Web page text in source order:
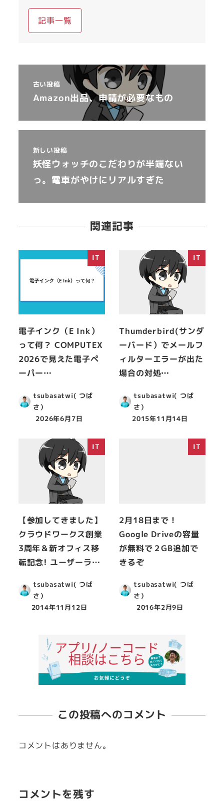
記事一覧
古い投稿
Amazon出品、申請が必要なもの
新しい投稿
妖怪ウォッチのこだわりが半端ない
っ。電車がやけにリアルすぎた
関連記事
IT
電子インク（E Ink）
って何？ COMPUTEX
2026で見えた電子ペ
ーパー…
tsubasatwi( つば
さ）
2026年6月7日
IT
Thumderbird(サンダ
ーバード）でメールフ
ィルターエラーが出た
場合の対処…
tsubasatwi( つば
さ）
2015年11月14日
IT
【参加してきました】
クラウドワークス創業
3周年＆新オフィス移
転記念! ユーザーラ…
tsubasatwi( つば
さ）
2014年11月12日
IT
2月18日まで！
Google Driveの容量
が無料で２GB追加で
きるぞ
tsubasatwi( つば
さ）
2016年2月9日
この投稿へのコメント
コメントはありません。
コメントを残す